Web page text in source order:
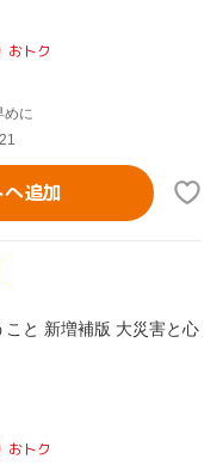
おトク
めに
追加
と 新増補版 大災害と心
おトク